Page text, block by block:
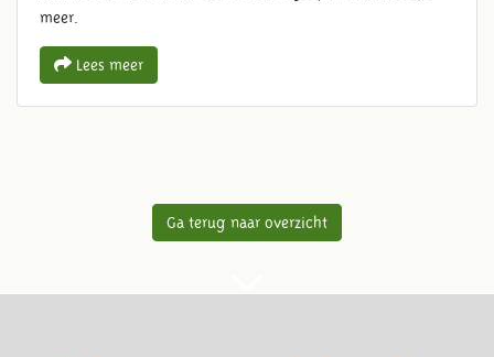
meer.
Lees meer
Ga terug naar overzicht